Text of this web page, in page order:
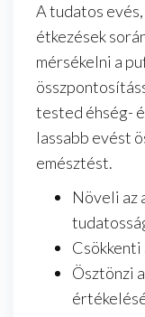
A tudatos
étkezések
mérsékelni a
tested éhség-
lassabb evést
emésztést.
Növeli az
Ösztönzi